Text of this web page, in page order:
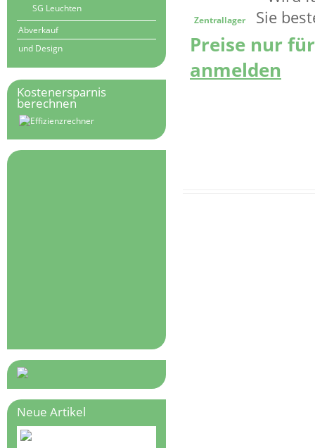
Zentrallager
Preise nur
anmelden
SG Leuchten
Abverkauf
und Design
Kostenersparnis
berechnen
Neue Artikel